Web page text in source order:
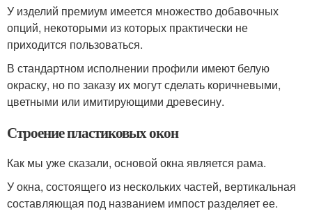
У изделий премиум имеется множество добавочных
опций, некоторыми из которых практически не
приходится пользоваться.
В стандартном исполнении профили имеют белую
окраску, но по заказу их могут сделать коричневыми,
цветными или имитирующими древесину.
Строение пластиковых окон
Как мы уже сказали, основой окна является рама.
У окна, состоящего из нескольких частей, вертикальная
составляющая под названием импост разделяет ее.